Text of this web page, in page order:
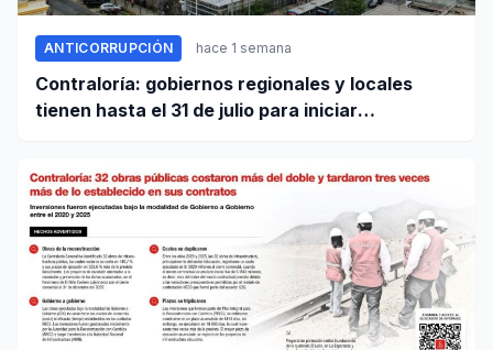
ANTICORRUPCIÓN hace 1 semana
Contraloría: gobiernos regionales y locales
tienen hasta el 31 de julio para iniciar